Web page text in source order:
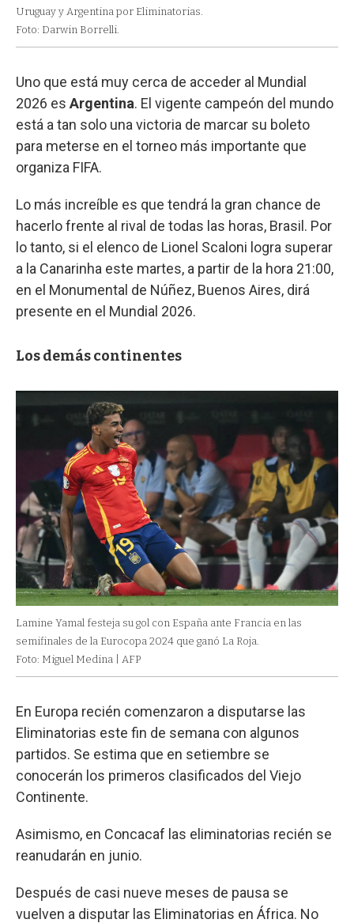
Uruguay y Argentina por Eliminatorias.
Foto: Darwin Borrelli.
Uno que está muy cerca de acceder al Mundial
2026 es Argentina. El vigente campeón del mundo
está a tan solo una victoria de marcar su boleto
para meterse en el torneo más importante que
organiza FIFA.
Lo más increíble es que tendrá la gran chance de
hacerlo frente al rival de todas las horas, Brasil. Por
lo tanto, si el elenco de Lionel Scaloni logra superar
a la Canarinha este martes, a partir de la hora 21:00,
en el Monumental de Núñez, Buenos Aires, dirá
presente en el Mundial 2026.
Los demás continentes
Lamine Yamal festeja su gol con España ante Francia en las
semifinales de la Eurocopa 2024 que ganó La Roja.
Foto: Miguel Medina | AFP
En Europa recién comenzaron a disputarse las
Eliminatorias este fin de semana con algunos
partidos. Se estima que en setiembre se
conocerán los primeros clasificados del Viejo
Continente.
Asimismo, en Concacaf las eliminatorias recién se
reanudarán en junio.
Después de casi nueve meses de pausa se
vuelven a disputar las Eliminatorias en África. No